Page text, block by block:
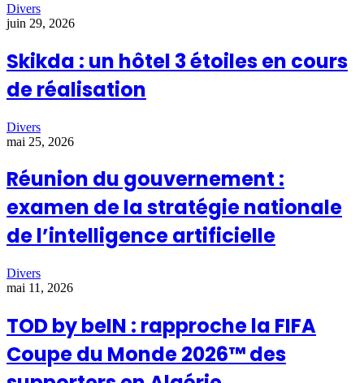
Divers
juin 29, 2026
Skikda : un hôtel 3 étoiles en cours
de réalisation
Divers
mai 25, 2026
Réunion du gouvernement :
examen de la stratégie nationale
de l’intelligence artificielle
Divers
mai 11, 2026
TOD by beIN : rapproche la FIFA
Coupe du Monde 2026™ des